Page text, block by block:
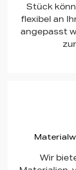
Stück
flexibel an
angepasst
Wir